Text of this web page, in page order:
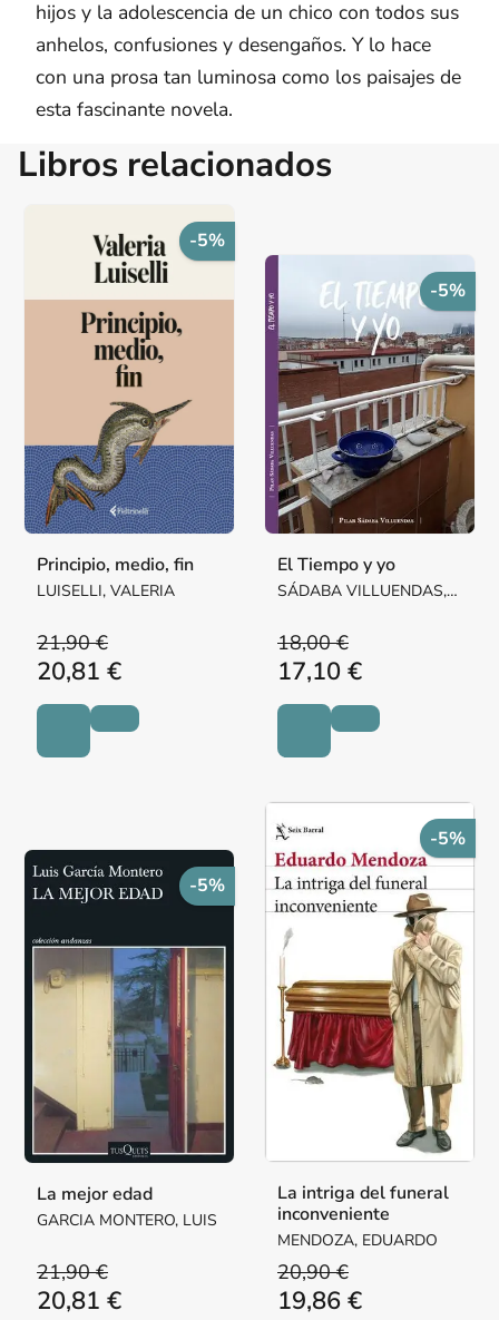
hijos y la adolescencia de un chico con todos sus
anhelos, confusiones y desengaños. Y lo hace
con una prosa tan luminosa como los paisajes de
esta fascinante novela.
Libros relacionados
-5%
Principio, medio, fin
LUISELLI, VALERIA
21,90 €
20,81 €
-5%
El Tiempo y yo
SÁDABA VILLUENDAS,
18,00 €
17,10 €
-5%
La mejor edad
GARCIA MONTERO, LUIS
21,90 €
20,81 €
-5%
La intriga del funeral
inconveniente
MENDOZA, EDUARDO
20,90 €
19,86 €